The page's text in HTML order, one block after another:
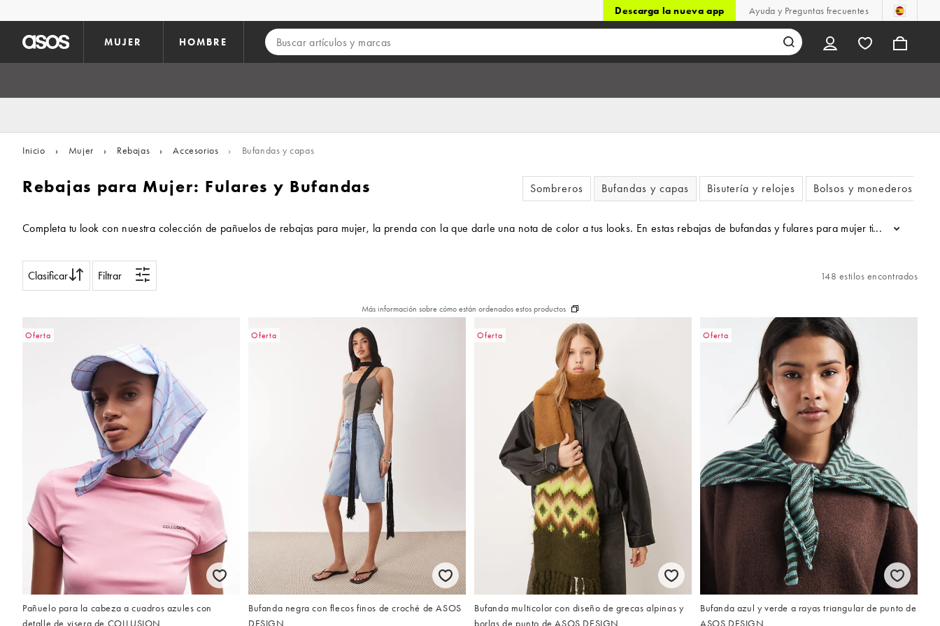
Descarga la nueva app Ayuda y Preguntas frecuentes
MUJER HOMBRE
Inicio › Mujer › Rebajas › Accesorios › Bufandas y capas
Rebajas para Mujer: Fulares y Bufandas Sombreros Bufandas y capas Bisutería y relojes Bolsos y monederos
Completa tu look con nuestra colección de pañuelos de rebajas para mujer, la prenda con la que darle una nota de color a tus looks. En estas rebajas de bufandas y fulares para mujer tienes
...
Clasificar Filtrar 148 estilos encontrados
Más información sobre cómo están ordenados estos productos
Oferta
Pañuelo para la cabeza a cuadros azules con
detalle de visera de COLLUSION
Oferta
Bufanda negra con flecos finos de croché de ASOS
DESIGN
Oferta
Bufanda multicolor con diseño de grecas alpinas y
borlas de punto de ASOS DESIGN
Oferta
Bufanda azul y verde a rayas triangular de punto de
ASOS DESIGN